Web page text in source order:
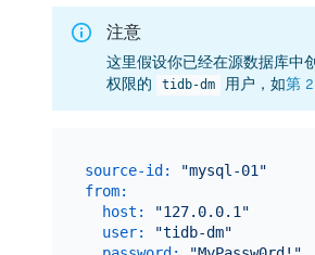
注意
这里假设你已经在源数据库中
权限的
tidb-dm 用户，如第
source-id:
"mysql-01"
from:
host:
"127.0.0.1"
user:
"tidb-dm"